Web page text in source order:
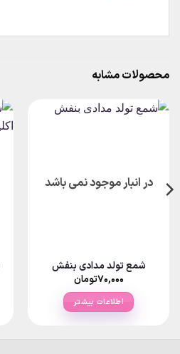
محصولات مشابه
در انبار موجود نمی باشد
شمع تولد مدادی بنفش
۷۰,۰۰۰تومان
اطلاعات بیشتر